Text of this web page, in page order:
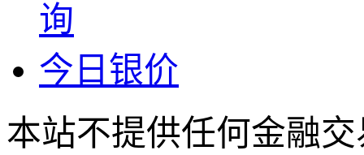
询
今日银价
本站不提供任何金融